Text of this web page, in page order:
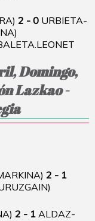
2 - 0URBIETA-
Domingo,
Lazkao -
2 - 1
2 - 1ALDAZ-